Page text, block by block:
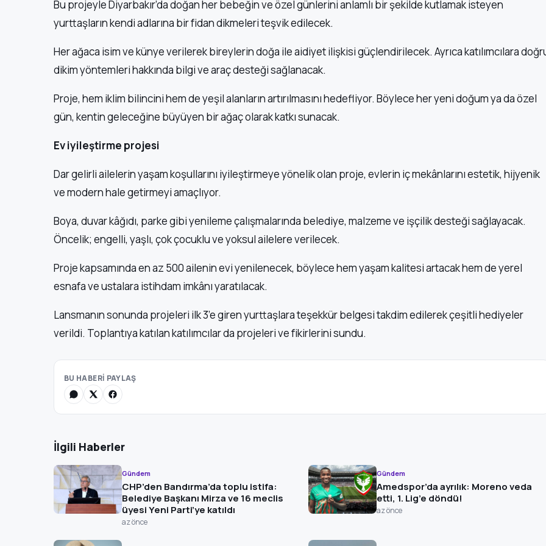
Bu projeyle Diyarbakır’da doğan her bebeğin ve özel günlerini anlamlı bir şekilde kutlamak isteyen
yurttaşların kendi adlarına bir fidan dikmeleri teşvik edilecek.
Her ağaca isim ve künye verilerek bireylerin doğa ile aidiyet ilişkisi güçlendirilecek. Ayrıca katılımcılara
dikim yöntemleri hakkında bilgi ve araç desteği sağlanacak.
Proje, hem iklim bilincini hem de yeşil alanların artırılmasını hedefliyor. Böylece her yeni doğum ya da özel
gün, kentin geleceğine büyüyen bir ağaç olarak katkı sunacak.
Ev iyileştirme projesi
Dar gelirli ailelerin yaşam koşullarını iyileştirmeye yönelik olan proje, evlerin iç mekânlarını estetik, hijyenik
ve modern hale getirmeyi amaçlıyor.
Boya, duvar kâğıdı, parke gibi yenileme çalışmalarında belediye, malzeme ve işçilik desteği sağlayacak.
Öncelik; engelli, yaşlı, çok çocuklu ve yoksul ailelere verilecek.
Proje kapsamında en az 500 ailenin evi yenilenecek, böylece hem yaşam kalitesi artacak hem de yerel
esnafa ve ustalara istihdam imkânı yaratılacak.
Lansmanın sonunda projeleri ilk 3’e giren yurttaşlara teşekkür belgesi takdim edilerek çeşitli hediyeler
verildi. Toplantıya katılan katılımcılar da projeleri ve fikirlerini sundu.
BU HABERİ PAYLAŞ
İlgili Haberler
Gündem
CHP’den Bandırma’da toplu istifa:
Belediye Başkanı Mirza ve 16 meclis
üyesi Yeni Parti’ye katıldı
az önce
Gündem
Amedspor’da ayrılık: Moreno veda
etti, 1. Lig’e döndü!
az önce